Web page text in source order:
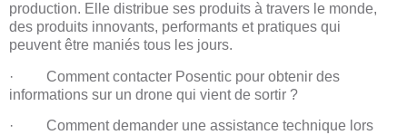
production. Elle distribue ses produits à travers le monde,
des produits innovants, performants et pratiques qui
peuvent être maniés tous les jours.
· Comment contacter Posentic pour obtenir des
informations sur un drone qui vient de sortir ?
· Comment demander une assistance technique lors